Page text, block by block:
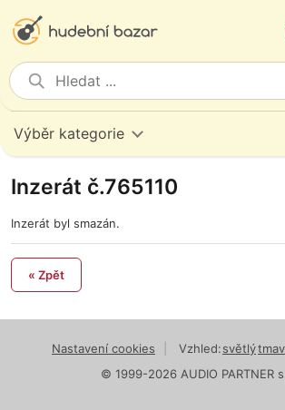
Výběr kategorie
Inzerát č.765110
Inzerát byl smazán.
« Zpět
Nastavení cookies Vzhled:světlý
© 1999-2026 AUDIO PARTNER